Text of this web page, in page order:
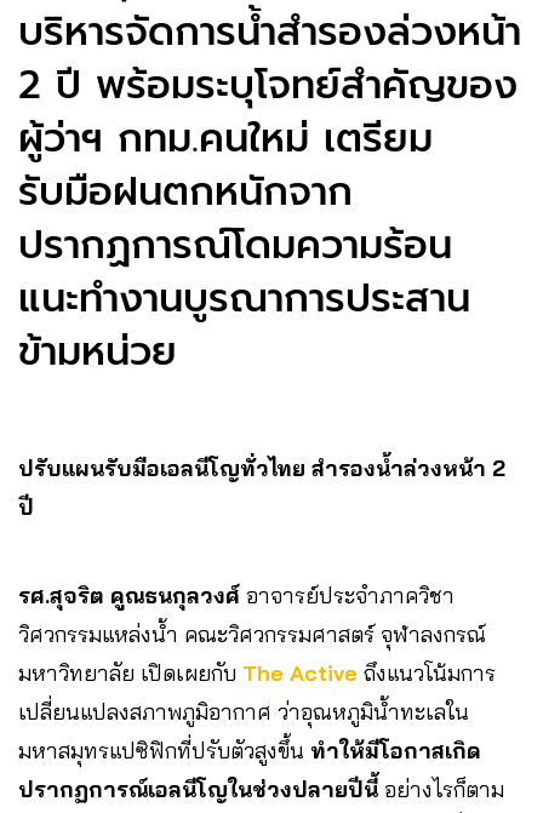
บริหารจัดการน้ำสำรองล่วงหน้า
2 ปี พร้อมระบุโจทย์สำคัญของ
ผู้ว่าฯ กทม.คนใหม่ เตรียม
รับมือฝนตกหนักจาก
ปรากฏการณ์โดมความร้อน
แนะทำงานบูรณาการประสาน
ข้ามหน่วย
ปรับแผนรับมือเอลนีโญทั่วไทย สำรองน้ำล่วงหน้า 2
ปี
รศ.สุจริต คูณธนกุลวงศ์ อาจารย์ประจำภาควิชา
วิศวกรรมแหล่งน้ำ คณะวิศวกรรมศาสตร์ จุฬาลงกรณ์
มหาวิทยาลัย เปิดเผยกับ The Active ถึงแนวโน้มการ
เปลี่ยนแปลงสภาพภูมิอากาศ ว่าอุณหภูมิน้ำทะเลใน
มหาสมุทรแปซิฟิกที่ปรับตัวสูงขึ้น ทำให้มีโอกาสเกิด
ปรากฏการณ์เอลนีโญในช่วงปลายปีนี้ อย่างไรก็ตาม